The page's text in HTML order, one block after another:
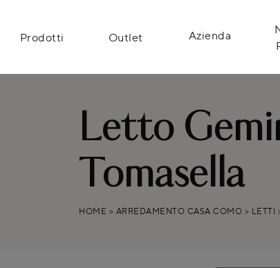
Prodotti Outlet Azienda
Letto
Tomasella
HOME > ARREDAMENTO CASA COMO > LETTI